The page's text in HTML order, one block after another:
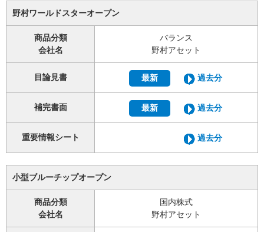
野村ワールドスターオープン
商品分類
会社名
バランス
野村アセット
目論見書 最新 過去分
補完書面 最新 過去分
重要情報シート 過去分
小型ブルーチップオープン
商品分類
会社名
国内株式
野村アセット